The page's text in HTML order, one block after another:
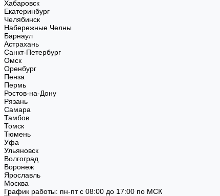
Хабаровск
Екатеринбург
Челябинск
Набережные Челны
Барнаул
Астрахань
Санкт-Петербург
Омск
Оренбург
Пенза
Пермь
Ростов-на-Дону
Рязань
Самара
Тамбов
Томск
Тюмень
Уфа
Ульяновск
Волгоград
Воронеж
Ярославль
Москва
График работы: пн-пт с 08:00 до 17:00 по МСК